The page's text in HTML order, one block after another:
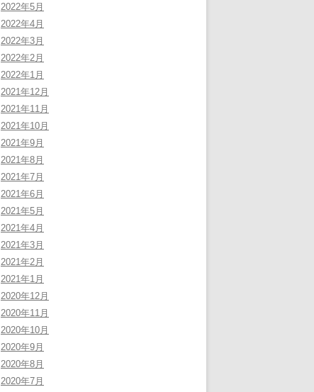
2022年5月
2022年4月
2022年3月
2022年2月
2022年1月
2021年12月
2021年11月
2021年10月
2021年9月
2021年8月
2021年7月
2021年6月
2021年5月
2021年4月
2021年3月
2021年2月
2021年1月
2020年12月
2020年11月
2020年10月
2020年9月
2020年8月
2020年7月